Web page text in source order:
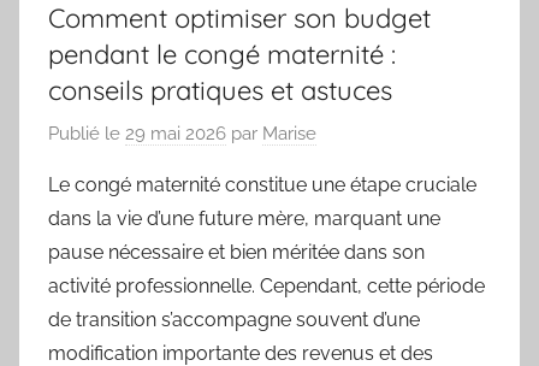
Comment optimiser son budget
pendant le congé maternité :
conseils pratiques et astuces
Publié le 29 mai 2026 par Marise
Le congé maternité constitue une étape cruciale
dans la vie d’une future mère, marquant une
pause nécessaire et bien méritée dans son
activité professionnelle. Cependant, cette période
de transition s’accompagne souvent d’une
modification importante des revenus et des